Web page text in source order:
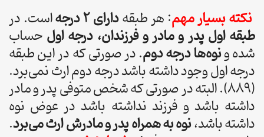
نکته بسیار مهم: هر طبقهدارای 2 درجه
است. در
طبقه اول پدر و مادر و فرزندان، درجه اول حساب
شده ونوه‌ها درجه دوم. در صورتی که در این طبقه
درجه اول وجود داشته باشد درجه دوم ارث نمی‌برد.
(889). البته در صورتی که شخص متوفی پدر و مادر
داشته باشد و فرزند نداشته باشد در عوض نوه
داشته باشد،نوه به همراه پدر و مادرش ارث می‌برد.